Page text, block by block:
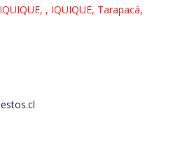
, IQUIQUE, Tarapacá,